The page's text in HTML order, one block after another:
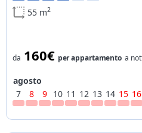
55 m2
da 160€ per appartamento a
agosto
7
8 9 10 11 12 13 14 15 16